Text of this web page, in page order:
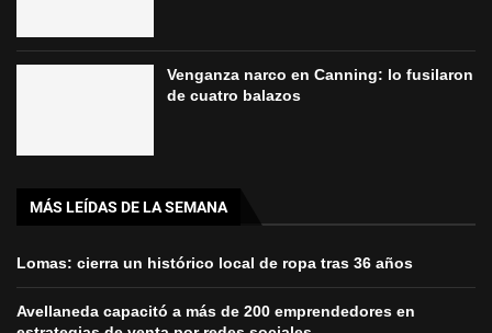
Venganza narco en Canning: lo fusilaron
de cuatro balazos
MÁS LEÍDAS DE LA SEMANA
Lomas: cierra un histórico local de ropa tras 36 años
Avellaneda capacitó a más de 200 emprendedores en